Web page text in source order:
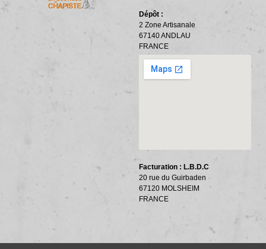
Dépôt :
2 Zone Artisanale
67140 ANDLAU
FRANCE
Facturation : L.B.D.C
20 rue du Guirbaden
67120 MOLSHEIM
FRANCE